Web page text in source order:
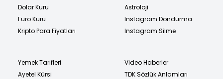
Dolar Kuru
Euro Kuru
Kripto Para Fiyatları
Astroloji
Instagram Dondurma
Instagram Silme
Yemek Tarifleri
Ayetel Kürsi
Video Haberler
TDK Sözlük Anlamları